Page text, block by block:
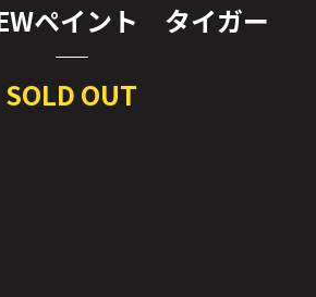
ペイント タイガー
SOLD OUT